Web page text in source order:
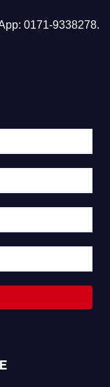
0171-9338278.